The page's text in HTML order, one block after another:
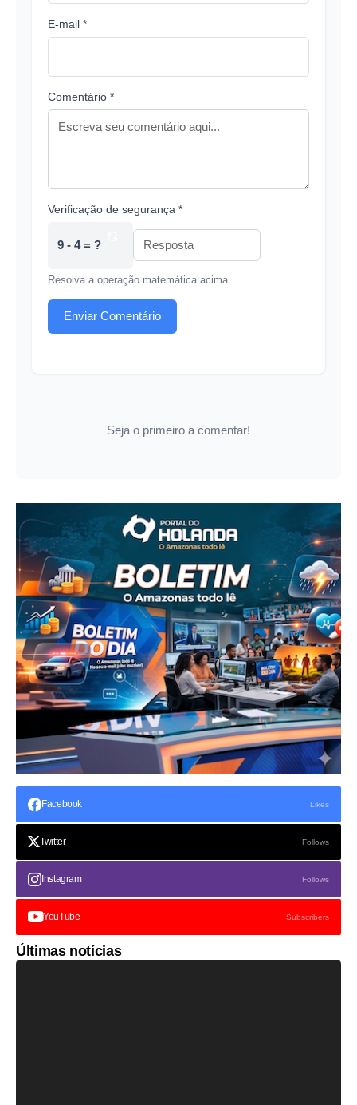
E-mail *
Comentário *
Verificação de segurança *
9 - 4 = ?
Resolva a operação matemática acima
Enviar Comentário
Seja o primeiro a comentar!
Facebook Likes
Twitter Follows
Instagram Follows
YouTube Subscribers
Últimas notícias